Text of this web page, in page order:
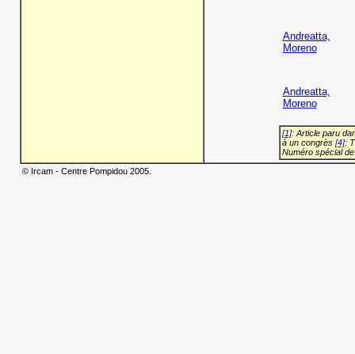
Andreatta,
Moreno
Andreatta,
Moreno
[1]: Article paru
à un congrès [4]:
Numéro spécial
© Ircam - Centre Pompidou 2005.